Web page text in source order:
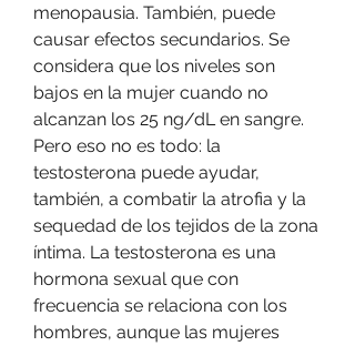
menopausia. También, puede
causar efectos secundarios. Se
considera que los niveles son
bajos en la mujer cuando no
alcanzan los 25 ng/dL en sangre.
Pero eso no es todo: la
testosterona puede ayudar,
también, a combatir la atrofia y la
sequedad de los tejidos de la zona
íntima. La testosterona es una
hormona sexual que con
frecuencia se relaciona con los
hombres, aunque las mujeres